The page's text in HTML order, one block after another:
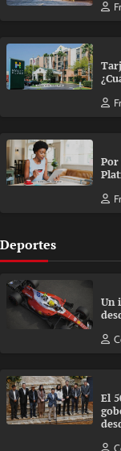
Por
Deportes
Un
El